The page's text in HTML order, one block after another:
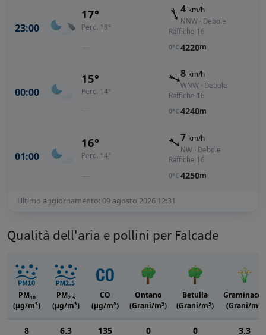
23:00
17°
Perc. 18°
—
4 km/h
NNW · Debole
Raffiche 16
0°C 4220m
00:00
15°
Perc. 14°
—
8 km/h
WNW · Debole
Raffiche 16
0°C 4240m
01:00
16°
Perc. 14°
—
7 km/h
NW · Debole
Raffiche 16
0°C 4250m
Ultimo aggiornamento: 09 agosto 2026 12:31
Qualità dell'aria e pollini per Falcade
PM10
(μg/m³)
PM2.5
(μg/m³)
CO
(μg/m³)
Ontano
(Grani/m3)
Betulla
(Grani/m3)
Graminacee
(Grani/m3
8 6.3 135 0 0 3.3